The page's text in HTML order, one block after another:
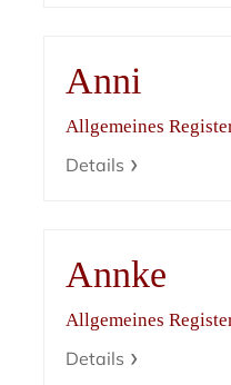
Anni
Allgemeines
Details
Annke
Allgemeines
Details